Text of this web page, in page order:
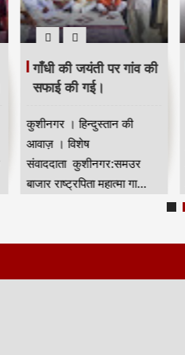
गाँधी की जयंती पर गांव की
सफाई की गई।
कुशीनगर । हिन्दुस्तान की
आवाज़ । विशेष
संवाददाता कुशीनगर:समउर
बाजार राष्ट्रपिता महात्मा गा...